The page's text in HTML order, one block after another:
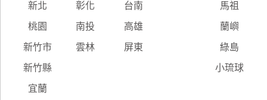
新北 彰化 台南 馬祖
桃園 南投 高雄 蘭嶼
新竹市 雲林 屏東 綠島
新竹縣 小琉球
宜蘭